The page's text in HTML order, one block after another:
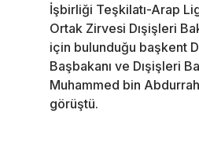
İşbirliği Teşkilatı-Arap
Ortak Zirvesi Dışişleri
için bulunduğu başkent
Başbakanı ve Dışişleri
Muhammed bin
görüştü.